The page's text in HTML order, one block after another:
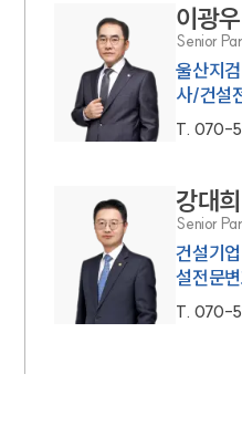
이광우
Senior
울산지
사/건설
T. 070-
강대희
Senior
건설기
설전문
T. 070-